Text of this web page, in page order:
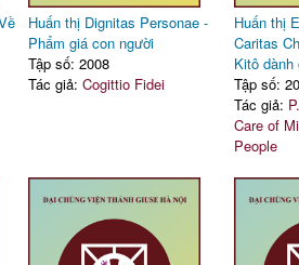
Huấn thị Dignitas Personae -
Phẩm giá con người
Tập số: 2008
Tác giả: Cogittio Fidei
Huấn thị
Caritas
Kitô dành
Tập số:
Tác giả:
Care of
People